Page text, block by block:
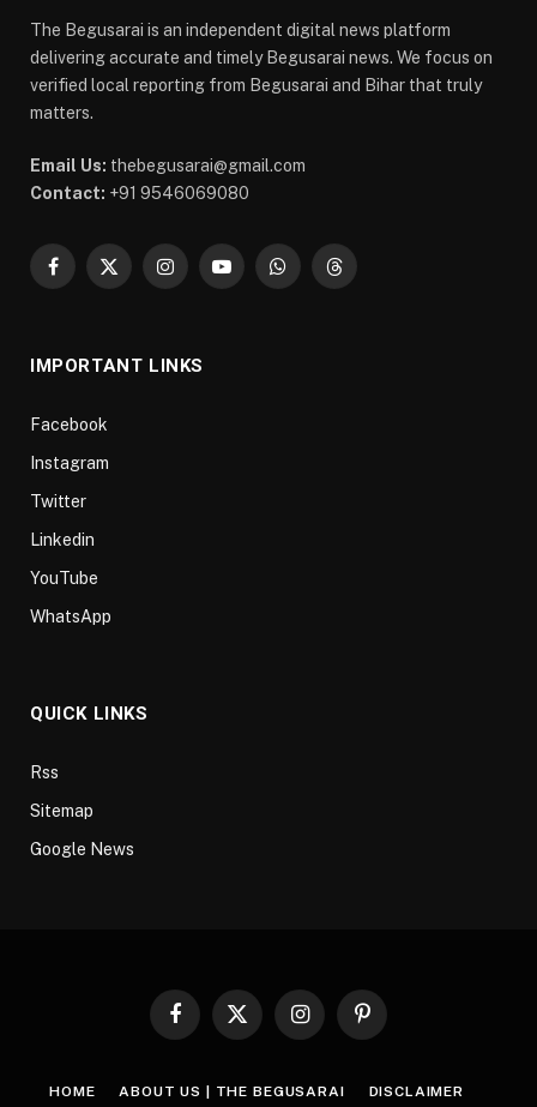
The Begusarai is an independent digital news platform
delivering accurate and timely Begusarai news. We focus on
verified local reporting from Begusarai and Bihar that truly
matters.
Email Us: thebegusarai@gmail.com
Contact: +91 9546069080
Facebook
X
InstagramYouTubeWhatsAppThreads
IMPORTANT LINKS
Facebook
Instagram
Twitter
Linkedin
YouTube
WhatsApp
QUICK LINKS
Rss
Sitemap
Google News
Facebook
X
InstagramPinterest
HOME ABOUT US | THE BEGUSARAI DISCLAIMER